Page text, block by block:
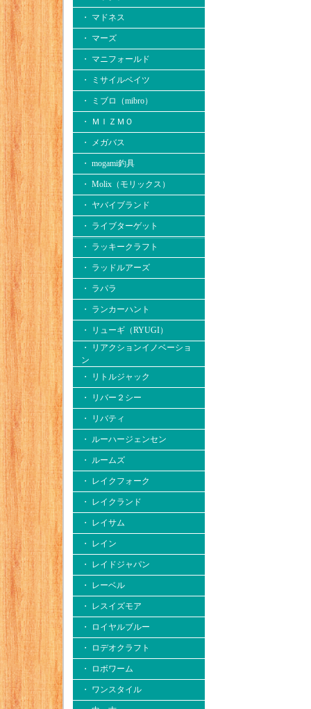
・ マドネス
・ マーズ
・ マニフォールド
・ ミサイルベイツ
・ ミブロ（mibro）
・ ＭＩＺＭＯ
・ メガバス
・ mogami釣具
・ Molix（モリックス）
・ ヤバイブランド
・ ライブターゲット
・ ラッキークラフト
・ ラッドルアーズ
・ ラパラ
・ ランカーハント
・ リューギ（RYUGI）
・ リアクションイノベーショ
ン
・ リトルジャック
・ リバー２シー
・ リバティ
・ ルーハージェンセン
・ ルームズ
・ レイクフォーク
・ レイクランド
・ レイサム
・ レイン
・ レイドジャパン
・ レーベル
・ レスイズモア
・ ロイヤルブルー
・ ロデオクラフト
・ ロボワーム
・ ワンスタイル